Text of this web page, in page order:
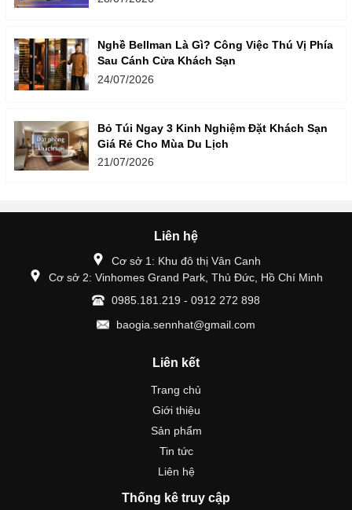
Nghề Bellman Là Gì? Công Việc Thú Vị Phía
Sau Cánh Cửa Khách Sạn
24/07/2026
Bỏ Túi Ngay 3 Kinh Nghiệm Đặt Khách Sạn
Giá Rẻ Cho Mùa Du Lịch
21/07/2026
Liên hệ
Cơ sở 1: Khu đô thị Vân Canh
Cơ sở 2: Vinhomes Grand Park, Thủ Đức, Hồ Chí Minh
0985.181.219 - 0912 272 898
baogia.sennhat@gmail.com
Liên kết
Trang chủ
Giới thiệu
Sản phẩm
Tin tức
Liên hệ
Thống kê truy cập